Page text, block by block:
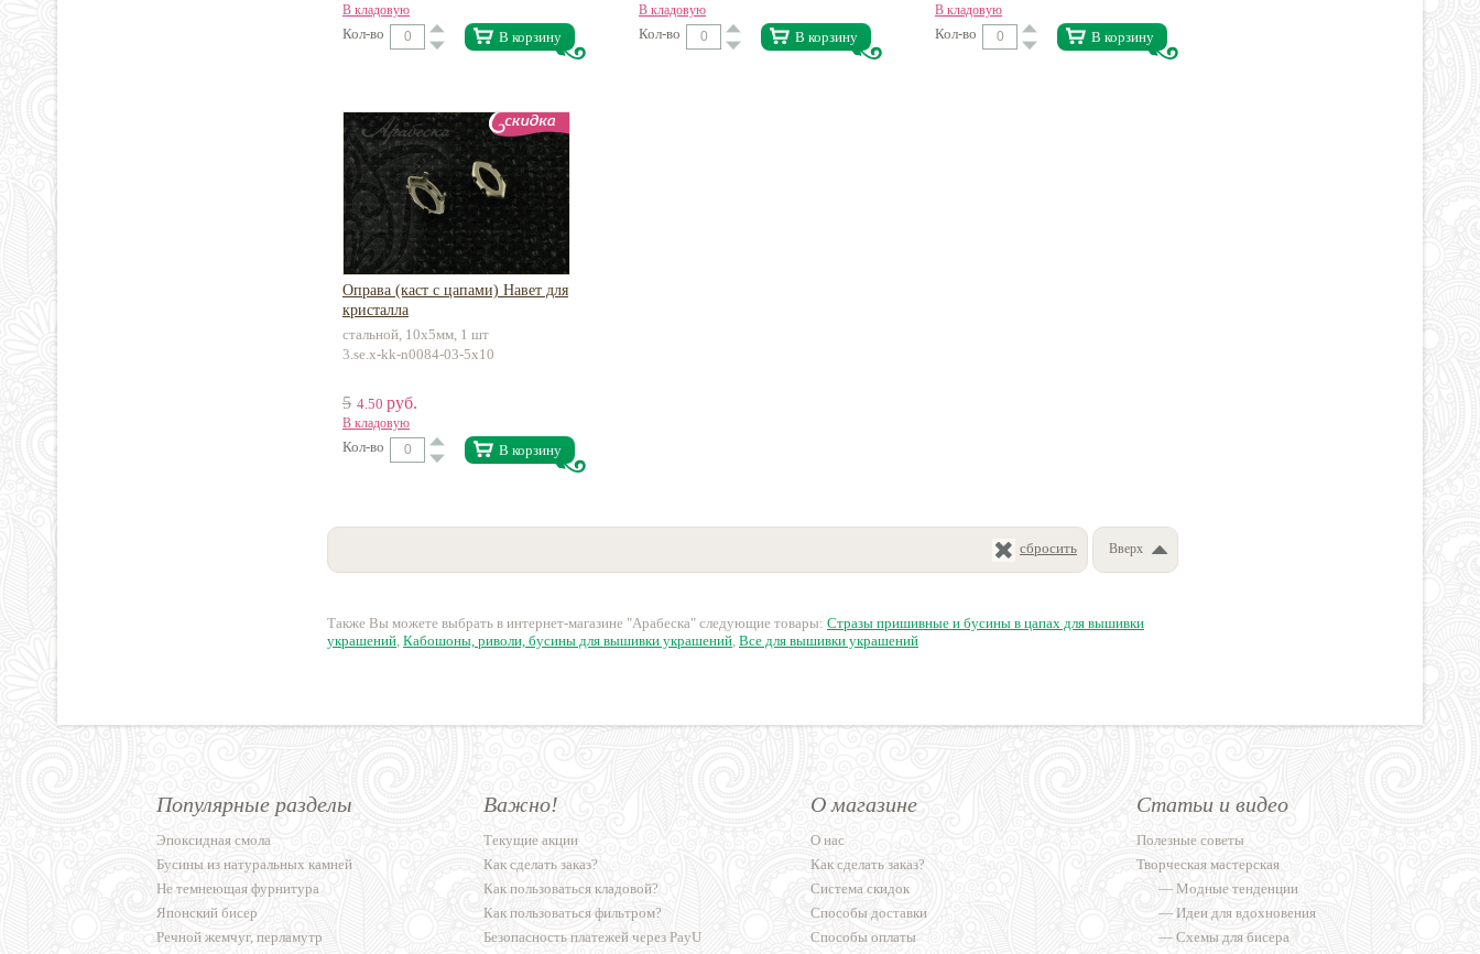
В кладовую
Кол-во В корзину
В кладовую
Кол-во В корзину
В кладовую
Кол-во В корзину
Оправа (каст с цапами) Навет для
кристалла
стальной, 10х5мм, 1 шт
3.se.x-kk-n0084-03-5x10
5 4.50 руб.
В кладовую
Кол-во В корзину
сбросить Вверх
Также Вы можете выбрать в интернет-магазине "Арабеска" следующие товары: Стразы пришивные и бусины в цапах для вышивки
украшений, Кабошоны, риволи, бусины для вышивки украшений, Все для вышивки украшений
Популярные разделы
Эпоксидная смола
Бусины из натуральных камней
Не темнеющая фурнитура
Японский бисер
Речной жемчуг, перламутр
Важно!
Текущие акции
Как сделать заказ?
Как пользоваться кладовой?
Как пользоваться фильтром?
Безопасность платежей через PayU
О магазине
О нас
Как сделать заказ?
Система скидок
Способы доставки
Способы оплаты
Статьи и видео
Полезные советы
Творческая мастерская
—Модные тенденции
—Идеи для вдохновения
—Схемы для бисера